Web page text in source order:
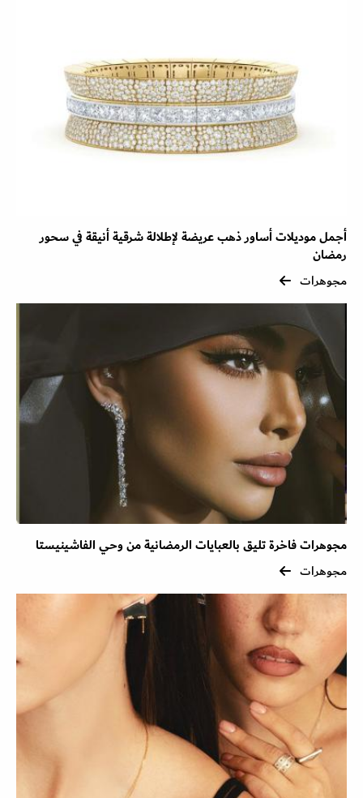
أجمل موديلات أساور ذهب عريضة لإطلالة شرقية أنيقة في سحور
رمضان
مجوهرات
مجوهرات فاخرة تليق بالعبايات الرمضانية من وحي الفاشينيستا
مجوهرات